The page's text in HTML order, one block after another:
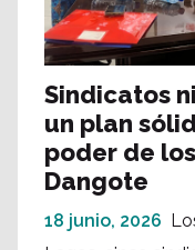
Sindicatos
un plan
poder de
Dangote
18 junio, 2026